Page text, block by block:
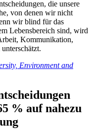
die unsere
von denen wir nicht
wir blind für das
Lebensbereich sind, wird
Kommunikation,
Environment and
% auf nahezu